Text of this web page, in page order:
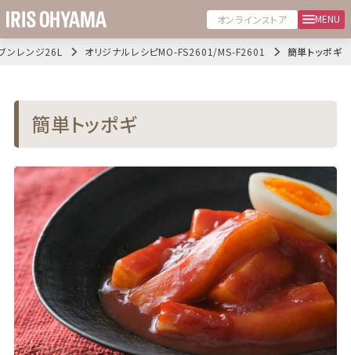
オンラインストア MENU
ンレンジ26L オリジナルレシピMO-FS2601/MS-F2601 簡単トッポギ
簡単トッポギ